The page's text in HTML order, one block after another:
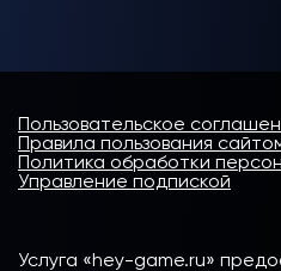
Пользовательское
Правила пользования
Политика обработки
Управление подпиской
Услуга «hey-game.ru»